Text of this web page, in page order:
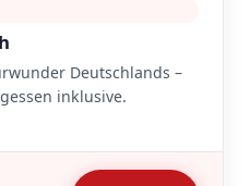
Deutschlands –
inklusive.